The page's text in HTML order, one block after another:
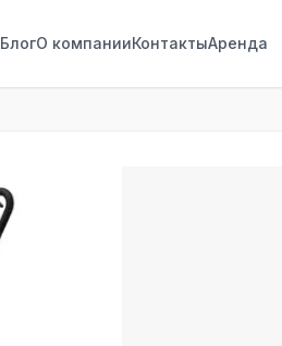
БлогО компанииКонтактыАренда